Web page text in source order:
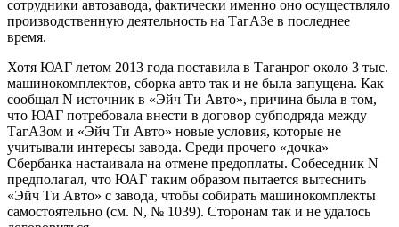
сотрудники автозавода, фактически именно оно осуществляло
производственную деятельность на ТагАЗе в последнее
время.
Хотя ЮАГ летом 2013 года поставила в Таганрог около 3 тыс.
машинокомплектов, сборка авто так и не была запущена. Как
сообщал N источник в «Эйч Ти Авто», причина была в том,
что ЮАГ потребовала внести в договор субподряда между
ТагАЗом и «Эйч Ти Авто» новые условия, которые не
учитывали интересы завода. Среди прочего «дочка»
Сбербанка настаивала на отмене предоплаты. Собеседник N
предполагал, что ЮАГ таким образом пытается вытеснить
«Эйч Ти Авто» с завода, чтобы собирать машинокомплекты
самостоятельно (см. N, № 1039). Сторонам так и не удалось